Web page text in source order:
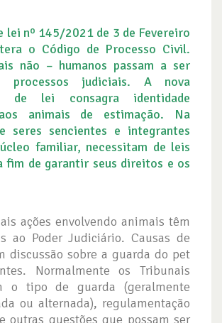
lei nº 145/2021 de 3 de Fevereiro
o Código de Processo Civil.
não – humanos passam a ser
processos judiciais. A nova
de lei consagra identidade
animais de estimação. Na
seres sencientes e integrantes
familiar, necessitam de leis
fim de garantir seus direitos e os
ações envolvendo animais têm
ao Poder Judiciário. Causas de
discussão sobre a guarda do pet
Normalmente os Tribunais
o tipo de guarda (geralmente
ou alternada), regulamentação
outras questões que possam ser